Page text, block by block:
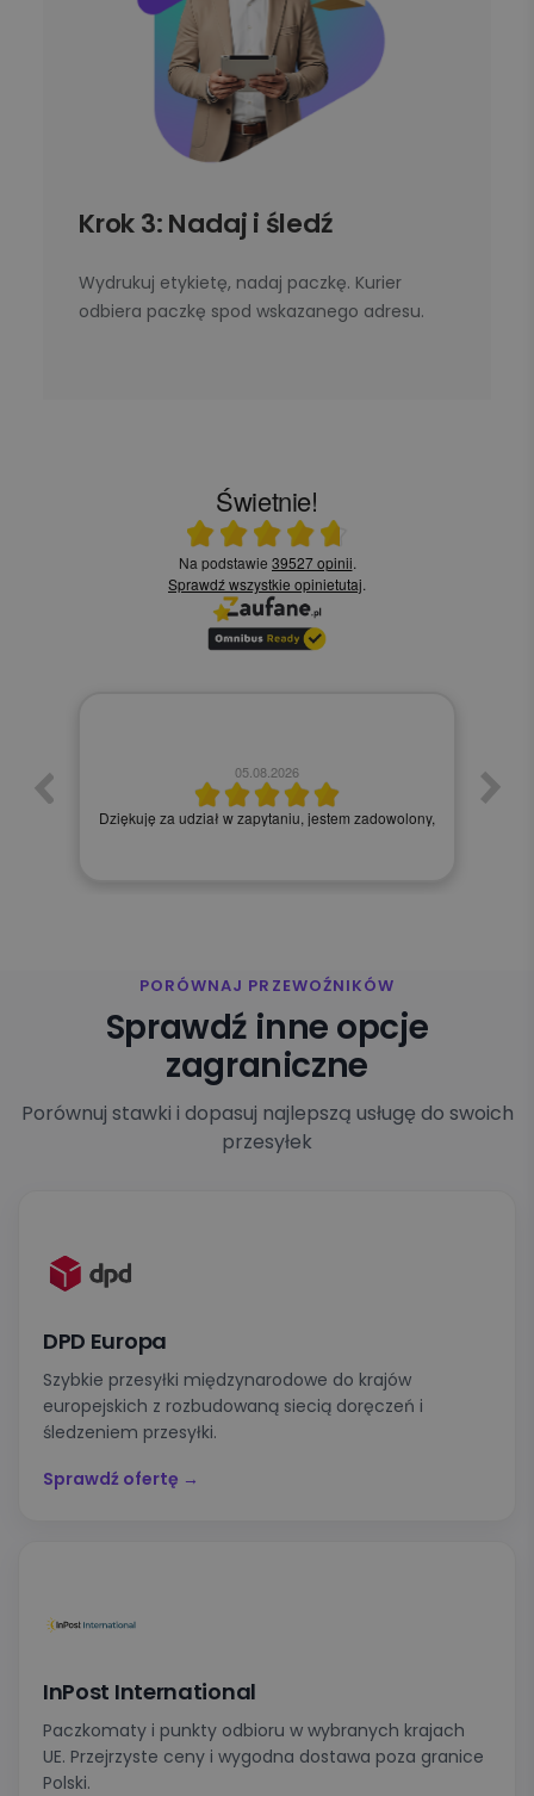
Krok 3: Nadaj i śledź
Wydrukuj etykietę, nadaj paczkę. Kurier
odbiera paczkę spod wskazanego adresu.
Świetnie!
Ocena średnia 4.7 na 5
Na podstawie 39527 opinii.
Sprawdź wszystkie opinietutaj.
05.08.2026
Wszystko ok
PORÓWNAJ PRZEWOŹNIKÓW
Sprawdź inne opcje
zagraniczne
Porównuj stawki i dopasuj najlepszą usługę do swoich
przesyłek
DPD Europa
Szybkie przesyłki międzynarodowe do krajów
europejskich z rozbudowaną siecią doręczeń i
śledzeniem przesyłki.
Sprawdź ofertę →
InPost International
Paczkomaty i punkty odbioru w wybranych krajach
UE. Przejrzyste ceny i wygodna dostawa poza granice
Polski.